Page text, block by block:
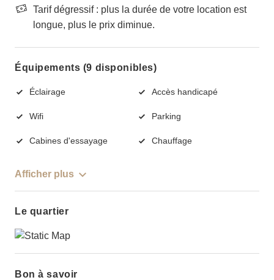
Tarif dégressif : plus la durée de votre location est
longue, plus le prix diminue.
Équipements (9 disponibles)
Éclairage Accès handicapé
Wifi Parking
Cabines d'essayage Chauffage
Afficher plus
Le quartier
Bon à savoir